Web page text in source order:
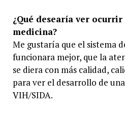
¿Qué desearía ver
medicina?
Me gustaría que el sistema
funcionara mejor, que la
se diera con más calidad,
para ver el desarrollo de
VIH/SIDA.